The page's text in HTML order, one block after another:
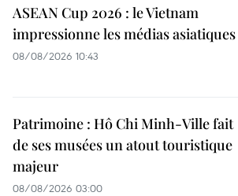
ASEAN Cup 2026 : le Vietnam
impressionne les médias asiatiques
08/08/2026 10:43
Patrimoine : Hô Chi Minh-Ville fait
de ses musées un atout touristique
majeur
08/08/2026 03:00